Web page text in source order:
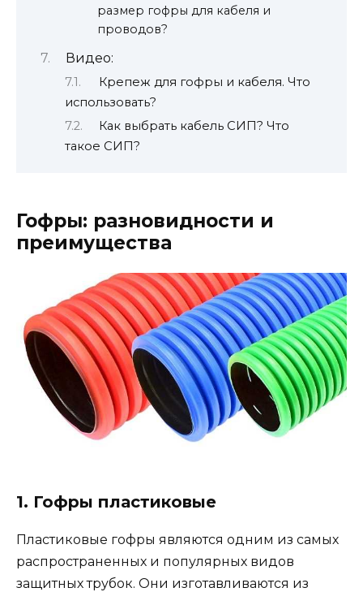
размер гофры для кабеля и
проводов?
Видео:
Крепеж для гофры и кабеля. Что
использовать?
Как выбрать кабель СИП? Что
такое СИП?
Гофры: разновидности и
преимущества
1. Гофры пластиковые
Пластиковые гофры являются одним из самых
распространенных и популярных видов
защитных трубок. Они изготавливаются из